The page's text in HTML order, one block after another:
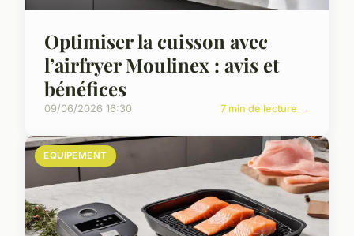
Optimiser la cuisson avec
l’airfryer Moulinex : avis et
bénéfices
09/06/2026 16:30 7 min de lecture →
EQUIPEMENT